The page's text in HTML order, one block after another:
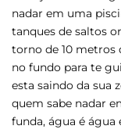
nadar em uma
tanques de saltos
torno de 10 metros
no fundo para te
esta saindo da sua
quem sabe nadar
funda, água é